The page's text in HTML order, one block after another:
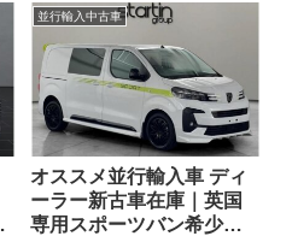
並行輸入中古車
オススメ並行輸入車 ディ
ーラー新古車在庫｜英国
専用スポーツバン希少な